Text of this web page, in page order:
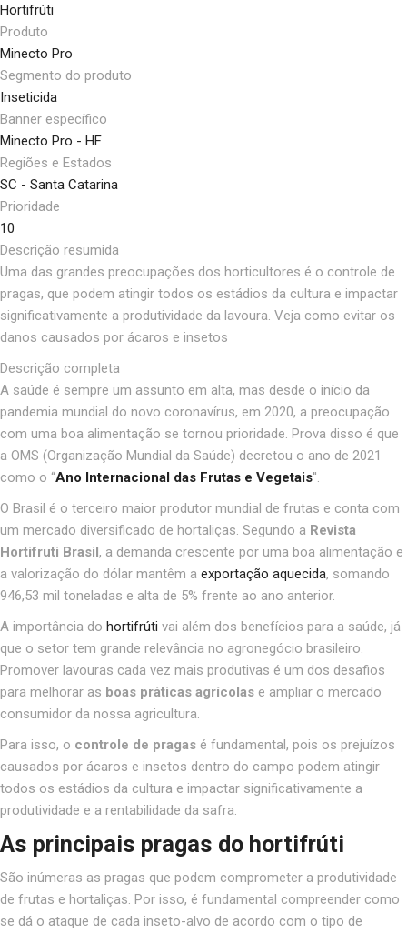
Hortifrúti
Produto
Minecto Pro
Segmento do produto
Inseticida
Banner específico
Minecto Pro - HF
Regiões e Estados
SC - Santa Catarina
Prioridade
10
Descrição resumida
Uma das grandes preocupações dos horticultores é o controle de
pragas, que podem atingir todos os estádios da cultura e impactar
significativamente a produtividade da lavoura. Veja como evitar os
danos causados por ácaros e insetos
Descrição completa
A saúde é sempre um assunto em alta, mas desde o início da
pandemia mundial do novo coronavírus, em 2020, a preocupação
com uma boa alimentação se tornou prioridade. Prova disso é que
a OMS (Organização Mundial da Saúde) decretou o ano de 2021
como o “Ano Internacional das Frutas e Vegetais''.
O Brasil é o terceiro maior produtor mundial de frutas e conta com
um mercado diversificado de hortaliças. Segundo a Revista
Hortifruti Brasil, a demanda crescente por uma boa alimentação e
a valorização do dólar mantêm a exportação aquecida, somando
946,53 mil toneladas e alta de 5% frente ao ano anterior.
A importância do hortifrúti vai além dos benefícios para a saúde, já
que o setor tem grande relevância no agronegócio brasileiro.
Promover lavouras cada vez mais produtivas é um dos desafios
para melhorar as boas práticas agrícolas e ampliar o mercado
consumidor da nossa agricultura.
Para isso, o controle de pragas é fundamental, pois os prejuízos
causados por ácaros e insetos dentro do campo podem atingir
todos os estádios da cultura e impactar significativamente a
produtividade e a rentabilidade da safra.
As principais pragas do hortifrúti
São inúmeras as pragas que podem comprometer a produtividade
de frutas e hortaliças. Por isso, é fundamental compreender como
se dá o ataque de cada inseto-alvo de acordo com o tipo de